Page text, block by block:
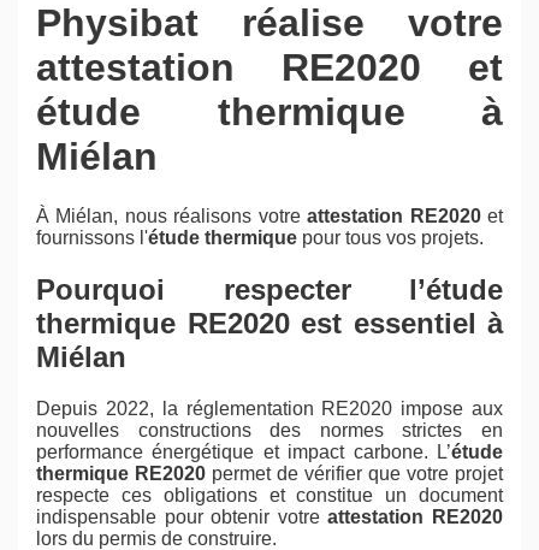
Physibat réalise votre
attestation RE2020 et
étude thermique à
Miélan
À Miélan, nous réalisons votreattestation RE2020et
fournissons l'étude thermique pour tous vos projets.
Pourquoi respecter l’étude
thermique RE2020 est essentiel à
Miélan
Depuis 2022, la réglementation RE2020 impose aux
nouvelles constructions des normes strictes en
performance énergétique et impact carbone. L’étude
thermique RE2020 permet de vérifier que votre projet
respecte ces obligations et constitue un document
indispensable pour obtenir votreattestation RE2020
lors du permis de construire.